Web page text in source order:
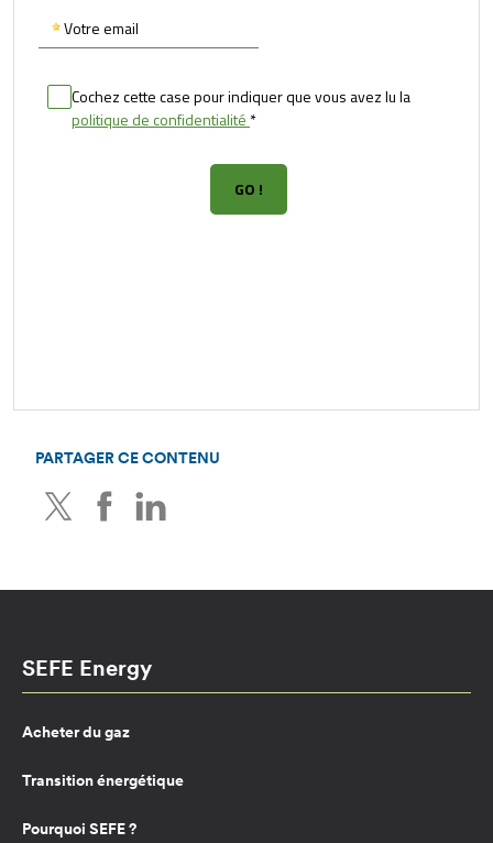
PARTAGER CE CONTENU
TwitterFacebook
SEFE Energy
Acheter du gaz
Transition énergétique
Pourquoi SEFE ?